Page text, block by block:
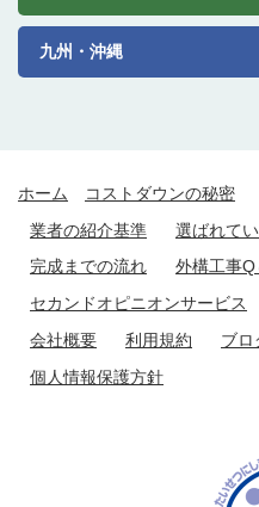
九州・沖縄
ホーム コストダウンの秘密
業者の紹介基準
選ばれて
完成までの流れ
外構工事Q
セカンドオピニオンサービス
会社概要
利用規約 ブロ
個人情報保護方針